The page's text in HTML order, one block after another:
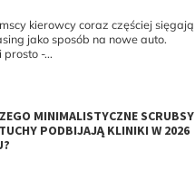
kierowcy coraz częściej sięgają
jako sposób na nowe auto.
prosto -...
MINIMALISTYCZNE SCRUBSY
PODBIJAJĄ KLINIKI W 2026